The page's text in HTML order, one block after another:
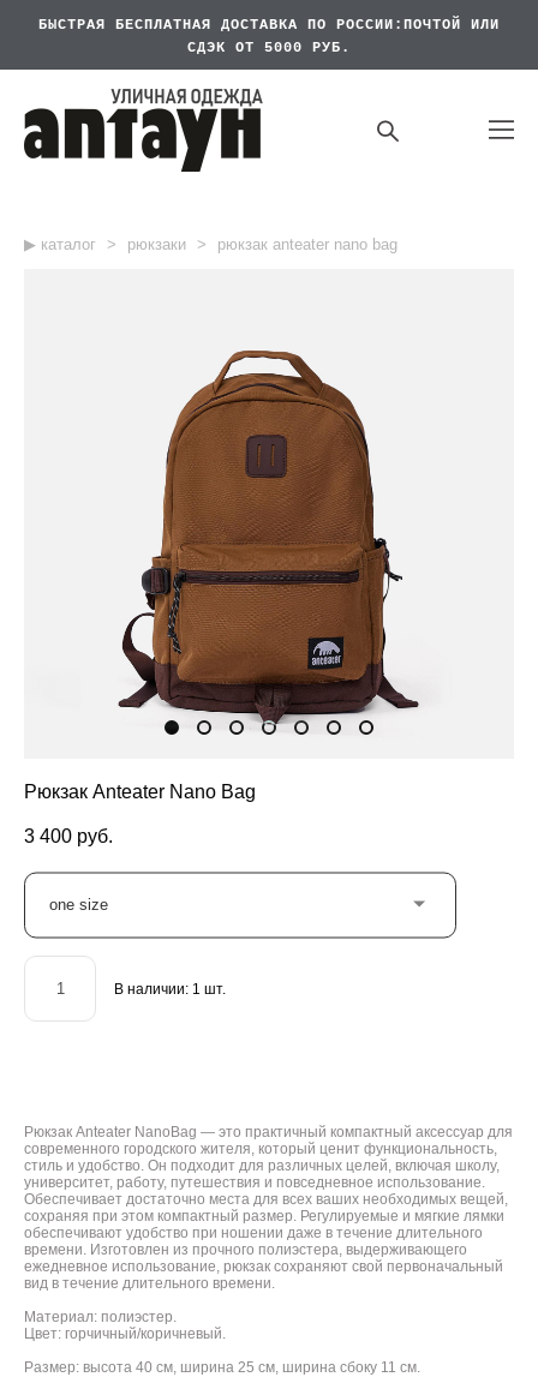
БЫСТРАЯ БЕСПЛАТНАЯ
ДОСТАВКА ПО РОССИИ:ПОЧТОЙ ИЛИ
СДЭК ОТ 5000 РУБ.
▶︎ каталог > рюкзаки > рюкзак anteater nano bag
Рюкзак Anteater Nano Bag
3 400 pуб.
one size
В наличии: 1 шт.
Рюкзак Anteater NanoBag — это практичный компактный аксессуар для
современного городского жителя, который ценит функциональность,
стиль и удобство. Он подходит для различных целей, включая школу,
университет, работу, путешествия и повседневное использование.
Обеспечивает достаточно места для всех ваших необходимых вещей,
сохраняя при этом компактный размер. Регулируемые и мягкие лямки
обеспечивают удобство при ношении даже в течение длительного
времени. Изготовлен из прочного полиэстера, выдерживающего
ежедневное использование, рюкзак сохраняют свой первоначальный
вид в течение длительного времени.
Материал: полиэстер.
Цвет: горчичный/коричневый.
Размер: высота 40 см, ширина 25 см, ширина сбоку 11 см.